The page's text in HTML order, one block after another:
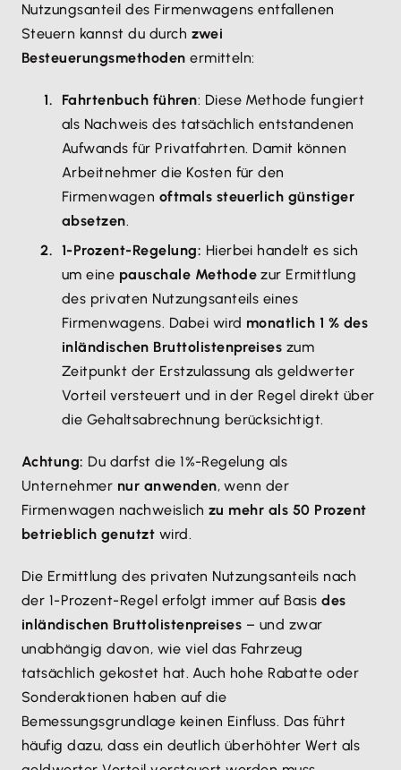
Nutzungsanteil des Firmenwagens entfallenen
Steuern kannst du durch zwei
Besteuerungsmethoden ermitteln:
Fahrtenbuch führen: Diese Methode fungiert
als Nachweis des tatsächlich entstandenen
Aufwands für Privatfahrten. Damit können
Arbeitnehmer die Kosten für den
Firmenwagen oftmals steuerlich günstiger
absetzen.
1-Prozent-Regelung: Hierbei handelt es sich
um eine pauschale Methode zur Ermittlung
des privaten Nutzungsanteils eines
Firmenwagens. Dabei wird monatlich 1 % des
inländischen Bruttolistenpreises zum
Zeitpunkt der Erstzulassung als geldwerter
Vorteil versteuert und in der Regel direkt über
die Gehaltsabrechnung berücksichtigt.
Achtung: Du darfst die 1%-Regelung als
Unternehmer nur anwenden, wenn der
Firmenwagen nachweislich zu mehr als 50 Prozent
betrieblich genutzt wird.
Die Ermittlung des privaten Nutzungsanteils nach
der 1-Prozent-Regel erfolgt immer auf Basisdes
inländischen Bruttolistenpreises – und zwar
unabhängig davon, wie viel das Fahrzeug
tatsächlich gekostet hat. Auch hohe Rabatte oder
Sonderaktionen haben auf die
Bemessungsgrundlage keinen Einfluss. Das führt
häufig dazu, dass ein deutlich überhöhter Wert als